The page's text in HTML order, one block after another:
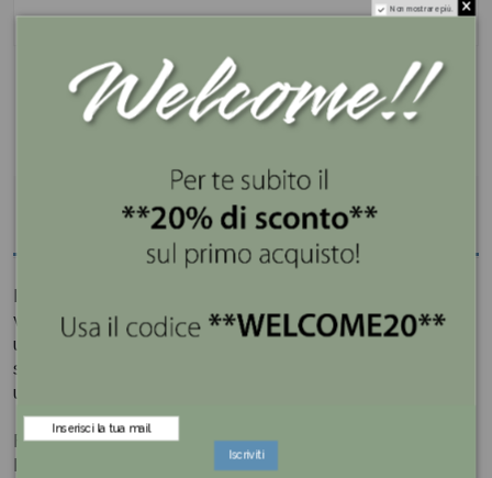
Descrizione
vassoio decorativo cerchio scolpito è realizzato in legno
un materiale di tendenza nella decorazione. La sua
struttura lo rendono facile da trasportare se lo vogliamo
utilizzare per servire una deliziosa colazione a tavola.
Fatto a mano, ogni pezzo è unico. I prodotti sono MADE
IN ITALY, le finiture possono subire variazioni rispetto
Non mostrare più.
Iscriviti